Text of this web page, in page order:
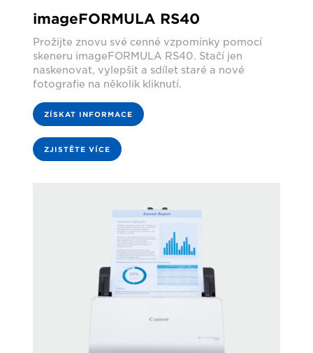
imageFORMULA RS40
Prožijte znovu své cenné vzpomínky pomocí
skeneru imageFORMULA RS40. Stačí jen
naskenovat, vylepšit a sdílet staré a nové
fotografie na několik kliknutí.
ZÍSKAT INFORMACE
ZJISTĚTE VÍCE